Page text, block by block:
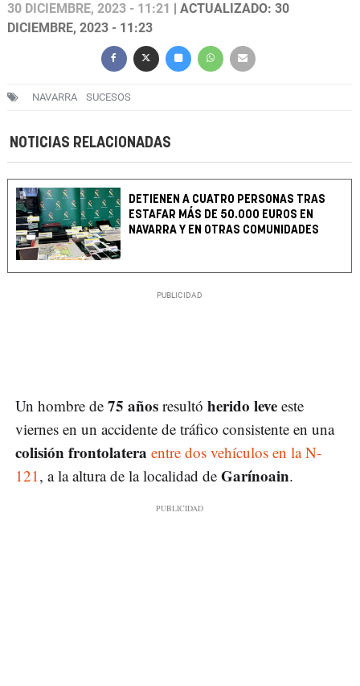
30 DICIEMBRE, 2023 - 11:21
| ACTUALIZADO: 30
DICIEMBRE, 2023 - 11:23
NAVARRA SUCESOS
NOTICIAS RELACIONADAS
DETIENEN A CUATRO PERSONAS TRAS
ESTAFAR MÁS DE 50.000 EUROS EN
NAVARRA Y EN OTRAS COMUNIDADES
Un hombre de 75 años resultó herido leve este
viernes en un accidente de tráfico consistente en una
colisión frontolatera entre dos vehículos en la N-
121, a la altura de la localidad de Garínoain.